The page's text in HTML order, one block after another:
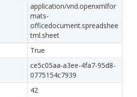
application/vnd.openxmlfor
mats-
officedocument.spreadshee
tml.sheet
True
ce5c05aa-a3ee-4fa7-95d8-
0775154c7939
42